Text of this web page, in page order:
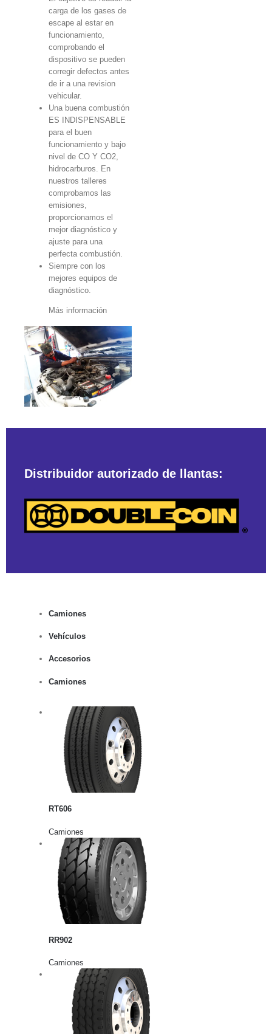
carga de los gases de
escape al estar en
funcionamiento,
comprobando el
dispositivo se pueden
corregir defectos antes
de ir a una revision
vehicular.
Una buena combustión
ES INDISPENSABLE
para el buen
funcionamiento y bajo
nivel de CO Y CO2,
hidrocarburos. En
nuestros talleres
comprobamos las
emisiones,
proporcionamos el
mejor diagnóstico y
ajuste para una
perfecta combustión.
Siempre con los
mejores equipos de
diagnóstico.
Más información
Distribuidor autorizado de llantas:
Camiones
Vehículos
Accesorios
Camiones
RT606
Camiones
RR902
Camiones